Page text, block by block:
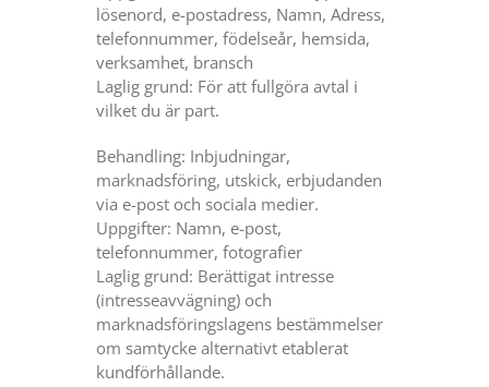
lösenord, e-postadress, Namn, Adress,
telefonnummer, födelseår, hemsida,
verksamhet, bransch
Laglig grund: För att fullgöra avtal i
vilket du är part.
Behandling: Inbjudningar,
marknadsföring, utskick, erbjudanden
via e-post och sociala medier.
Uppgifter: Namn, e-post,
telefonnummer, fotografier
Laglig grund: Berättigat intresse
(intresseavvägning) och
marknadsföringslagens bestämmelser
om samtycke alternativt etablerat
kundförhållande.